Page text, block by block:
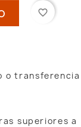
favorite_border
o transferencia
superiores a